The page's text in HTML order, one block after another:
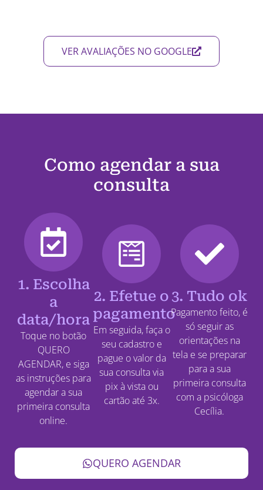
VER AVALIAÇÕES NO GOOGLE
Como agendar a sua
consulta
1. Escolha
a
data/hora
Toque no botão
QUERO
AGENDAR, e siga
as instruções para
agendar a sua
primeira consulta
online.
2. Efetue o
pagamento
Em seguida, faça o
seu cadastro e
pague o valor da
sua consulta via
pix à vista ou
cartão até 3x.
3. Tudo ok
Pagamento feito, é
só seguir as
orientações na
tela e se preparar
para a sua
primeira consulta
com a psicóloga
Cecília.
QUERO AGENDAR